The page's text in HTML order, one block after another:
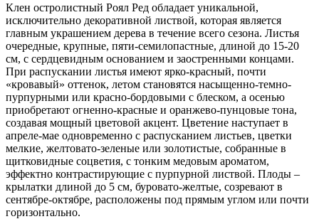
Клен остролистный Роял Ред обладает уникальной,
исключительно декоративной листвой, которая является
главным украшением дерева в течение всего сезона. Листья
очередные, крупные, пяти-семилопастные, длиной до 15-20
см, с сердцевидным основанием и заостренными концами.
При распускании листья имеют ярко-красный, почти
«кровавый» оттенок, летом становятся насыщенно-темно-
пурпурными или красно-бордовыми с блеском, а осенью
приобретают огненно-красные и оранжево-пунцовые тона,
создавая мощный цветовой акцент. Цветение наступает в
апреле-мае одновременно с распусканием листьев, цветки
мелкие, желтовато-зеленые или золотистые, собранные в
щитковидные соцветия, с тонким медовым ароматом,
эффектно контрастирующие с пурпурной листвой. Плоды –
крылатки длиной до 5 см, буровато-желтые, созревают в
сентябре-октябре, расположены под прямым углом или почти
горизонтально.